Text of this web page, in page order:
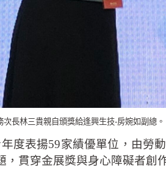
長林三貴親自頒獎給逢興生技-房婉如副總。
表揚59家績優單位，由勞
貫穿金展獎與身心障礙者